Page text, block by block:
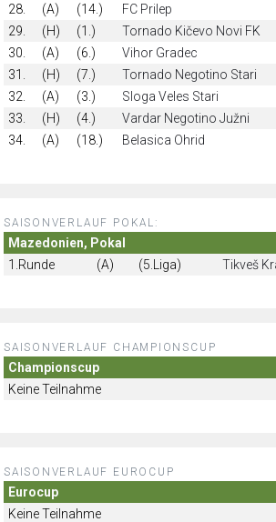
28.
(A) (14.) FC Prilep
29.
(H) (1.) Tornado Kičevo Novi FK
30.
(A) (6.) Vihor Gradec
31.
(H) (7.) Tornado Negotino Stari
32.
(A) (3.) Sloga Veles Stari
33.
(H) (4.) Vardar Negotino Južni
34.
(A) (18.) Belasica Ohrid
SAISONVERLAUF POKAL:
Mazedonien, Pokal
1.Runde
(A) (5.Liga) Tikveš
SAISONVERLAUF CHAMPIONSCUP
Championscup
Keine Teilnahme
SAISONVERLAUF EUROCUP
Eurocup
Keine Teilnahme